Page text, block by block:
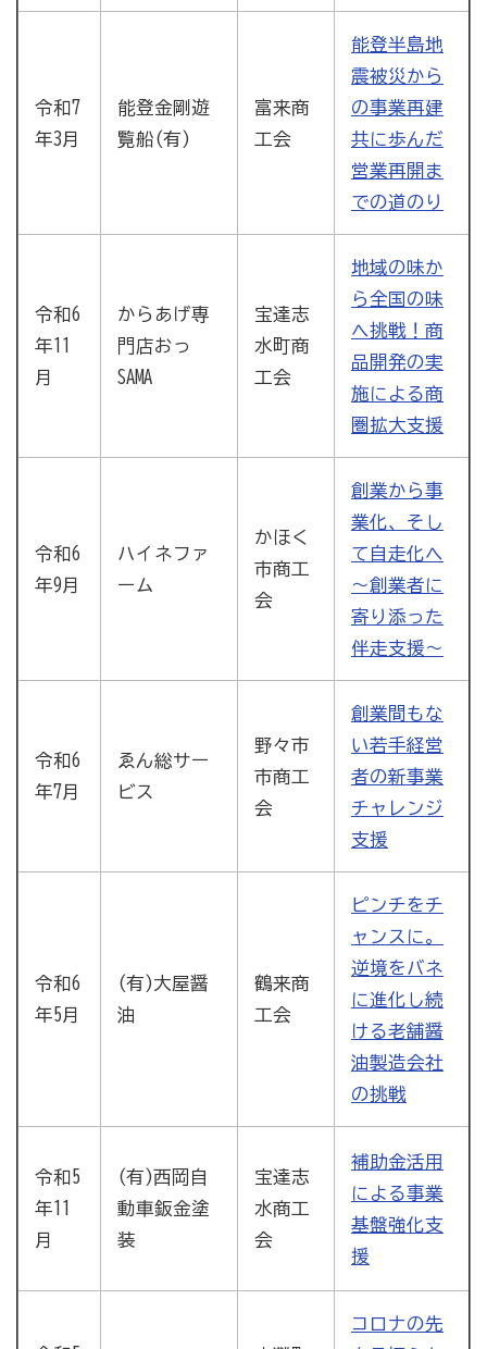
令和7
年3月
能登金剛遊
覧船(有)
富来商
工会
能登半島地
震被災から
の事業再建
共に歩んだ
営業再開ま
での道のり
令和6
年11
月
からあげ専
門店おっ
SAMA
宝達志
水町商
工会
地域の味か
ら全国の味
へ挑戦！商
品開発の実
施による商
圏拡大支援
令和6
年9月
ハイネファ
ーム
かほく
市商工
会
創業から事
業化、そし
て自走化へ
～創業者に
寄り添った
伴走支援～
令和6
年7月
ゑん総サー
ビス
野々市
市商工
会
創業間もな
い若手経営
者の新事業
チャレンジ
支援
令和6
年5月
(有)大屋醤
油
鶴来商
工会
ピンチをチ
ャンスに。
逆境をバネ
に進化し続
ける老舗醤
油製造会社
の挑戦
令和5
年11
月
(有)西岡自
動車鈑金塗
装
宝達志
水商工
会
補助金活用
による事業
基盤強化支
援
コロナの先
いしかわ商工会のインボイス広報